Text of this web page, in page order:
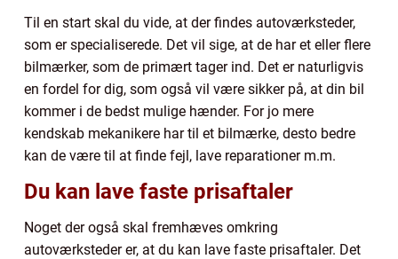
Til en start skal du vide, at der findes autoværksteder,
som er specialiserede. Det vil sige, at de har et eller flere
bilmærker, som de primært tager ind. Det er naturligvis
en fordel for dig, som også vil være sikker på, at din bil
kommer i de bedst mulige hænder. For jo mere
kendskab mekanikere har til et bilmærke, desto bedre
kan de være til at finde fejl, lave reparationer m.m.
Du kan lave faste prisaftaler
Noget der også skal fremhæves omkring
autoværksteder er, at du kan lave faste prisaftaler. Det